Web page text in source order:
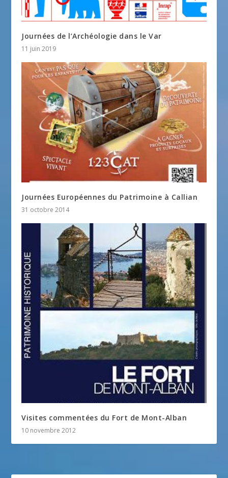
Journées de l’Archéologie dans le Var
11 juin 2019
Journées Européennes du Patrimoine à Callian
31 octobre 2014
Visites commentées du Fort de Mont-Alban
10 novembre 2012